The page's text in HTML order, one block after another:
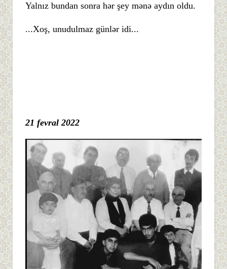
Yalnız bundan sonra hər şey mənə aydın oldu.
...Xoş, unudulmaz günlər idi...
21 fevral 2022